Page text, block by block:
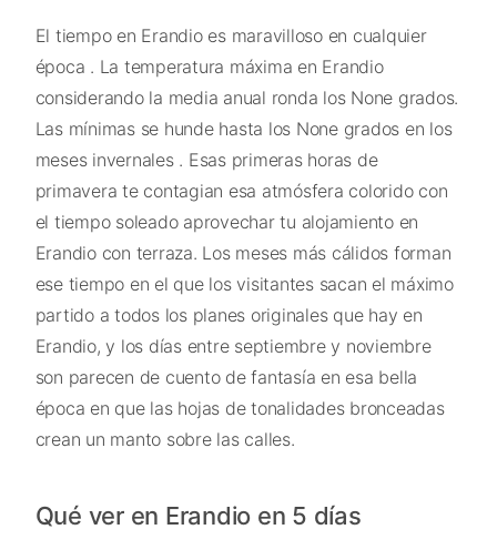
El tiempo en Erandio es maravilloso en cualquier
época . La temperatura máxima en Erandio
considerando la media anual ronda los None grados.
Las mínimas se hunde hasta los None grados en los
meses invernales . Esas primeras horas de
primavera te contagian esa atmósfera colorido con
el tiempo soleado aprovechar tu alojamiento en
Erandio con terraza. Los meses más cálidos forman
ese tiempo en el que los visitantes sacan el máximo
partido a todos los planes originales que hay en
Erandio, y los días entre septiembre y noviembre
son parecen de cuento de fantasía en esa bella
época en que las hojas de tonalidades bronceadas
crean un manto sobre las calles.
Qué ver en Erandio en 5 días